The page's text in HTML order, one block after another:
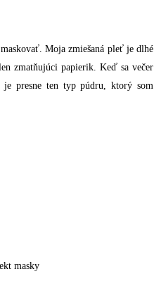
Moja zmiešaná pleť je dlhé
zmatňujúci papierik. Keď sa večer
je presne ten typ púdru, ktorý som
masky